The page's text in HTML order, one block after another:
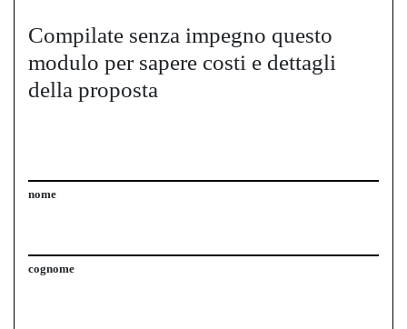
Compilate senza impegno questo
modulo per sapere costi e dettagli
della proposta
nome
cognome